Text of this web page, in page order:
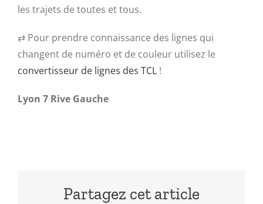
les trajets de toutes et tous.
⇄ Pour prendre connaissance des lignes qui
changent de numéro et de couleur utilisez le
convertisseur de lignes des TCL !
Lyon 7 Rive Gauche
Partagez cet article